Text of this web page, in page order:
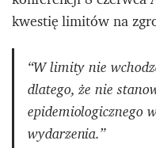
kwestię limitów na
“W limity nie
dlatego, że nie
epidemiologicznego
wydarzenia.”